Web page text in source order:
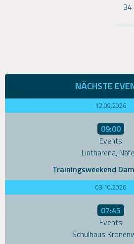
34
NÄCHSTE
12.09.2026
09:00
Events
Lintharena,
Trainingsweekend
03.10.2026
07:45
Events
Schulhaus